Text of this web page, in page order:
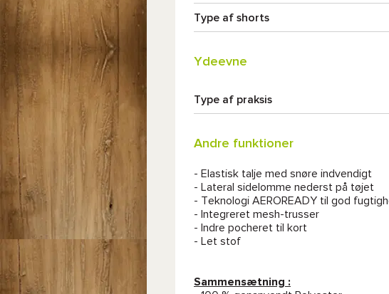
Type af shorts
Ydeevne
Type af praksis
Andre funktioner
- Elastisk talje med snøre indvendigt
- Lateral sidelomme nederst på tøjet
- Teknologi AEROREADY til god
- Integreret mesh-trusser
- Indre pocheret til kort
- Let stof
Sammensætning :